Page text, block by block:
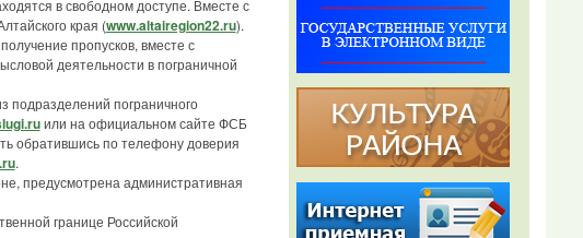
в свободном доступе. Вместе с
края (www.altairegion22.ru).
пропусков, вместе с
деятельности в пограничной
пограничного
или на официальном сайте ФСБ
обратившись по телефону доверия
.
предусмотрена административная
границе Российской